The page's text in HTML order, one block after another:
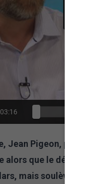
03:16
Jean Pigeon,
alors que le déficit
mais soulève